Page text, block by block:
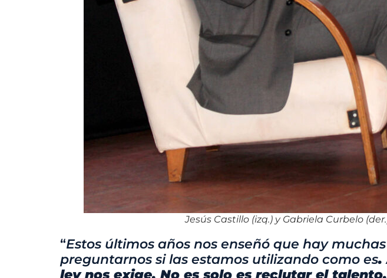
Jesús Castillo (izq.) y Gabriela Curbelo
“Estos últimos años nos enseñó que hay
preguntarnos si las estamos utilizando como es.
ley nos exige. No es solo es reclutar el